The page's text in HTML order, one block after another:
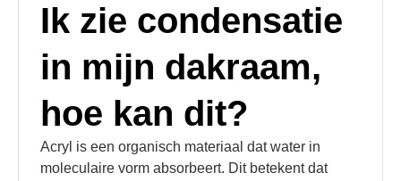
Ik zie condensatie
in mijn dakraam,
hoe kan dit?
Acryl is een organisch materiaal dat water in
moleculaire vorm absorbeert. Dit betekent dat